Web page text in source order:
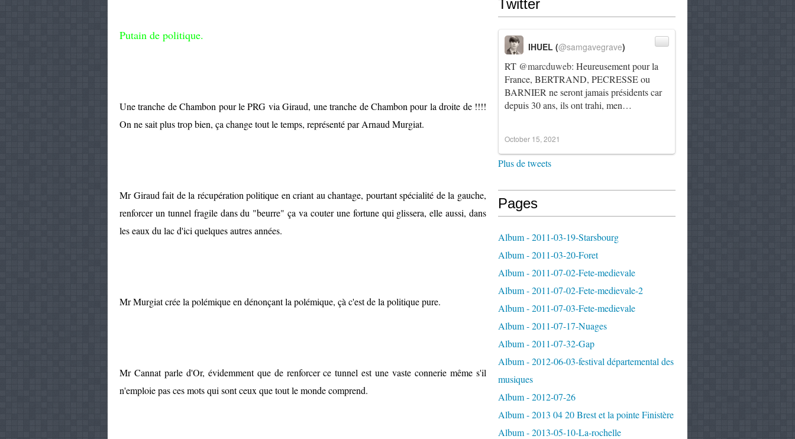
Putain de politique.
Une tranche de Chambon pour le PRG via Giraud, une tranche de Chambon pour la droite de !!!!
On ne sait plus trop bien, ça change tout le temps, représenté par Arnaud Murgiat.
Mr Giraud fait de la récupération politique en criant au chantage, pourtant spécialité de la gauche,
renforcer un tunnel fragile dans du "beurre" ça va couter une fortune qui glissera, elle aussi, dans
les eaux du lac d'ici quelques autres années.
Mr Murgiat crée la polémique en dénonçant la polémique, çà c'est de la politique pure.
Mr Cannat parle d'Or, évidemment que de renforcer ce tunnel est une vaste connerie même s'il
n'emploie pas ces mots qui sont ceux que tout le monde comprend.
Twitter
RT @marcduweb: Heureusement pour la
France, BERTRAND, PECRESSE ou
BARNIER ne seront jamais présidents car
depuis 30 ans, ils ont trahi, men…
IHUEL (@samgavegrave)
October 15, 2021
Plus de tweets
Pages
Album - 2011-03-19-Starsbourg
Album - 2011-03-20-Foret
Album - 2011-07-02-Fete-medievale
Album - 2011-07-02-Fete-medievale-2
Album - 2011-07-03-Fete-medievale
Album - 2011-07-17-Nuages
Album - 2011-07-32-Gap
Album - 2012-06-03-festival départemental des
musiques
Album - 2012-07-26
Album - 2013 04 20 Brest et la pointe Finistère
Album - 2013-05-10-La-rochelle